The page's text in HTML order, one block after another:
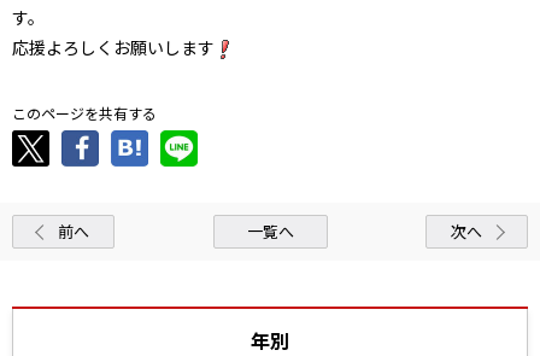
す。
応援よろしくお願いします
このページを共有する
前へ 一覧へ 次へ
年別